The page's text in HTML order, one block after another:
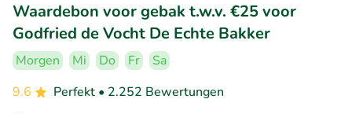
Waardebon voor gebak t.w.v. €25 voor
Godfried de Vocht De Echte Bakker
Morgen Mi Do Fr
Sa
9.6
Perfekt • 2.252 Bewertungen